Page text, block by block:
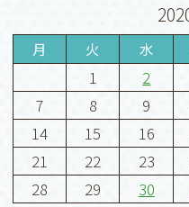
月 火 水
1 2
7
8 9
14
15 16
21
22 23
28
29 30